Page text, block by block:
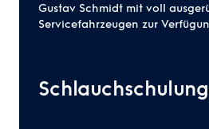
Gustav Schmidt mit voll
Servicefahrzeugen zur